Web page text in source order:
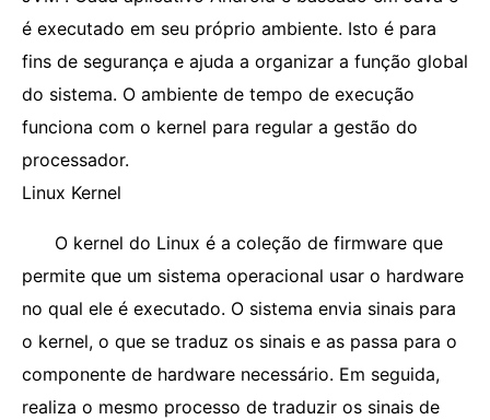
é executado em seu próprio ambiente. Isto é para
fins de segurança e ajuda a organizar a função global
do sistema. O ambiente de tempo de execução
funciona com o kernel para regular a gestão do
processador.
Linux Kernel
O kernel do Linux é a coleção de firmware que
permite que um sistema operacional usar o hardware
no qual ele é executado. O sistema envia sinais para
o kernel, o que se traduz os sinais e as passa para o
componente de hardware necessário. Em seguida,
realiza o mesmo processo de traduzir os sinais de